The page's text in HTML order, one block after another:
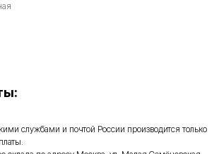
службами и почтой России производится только